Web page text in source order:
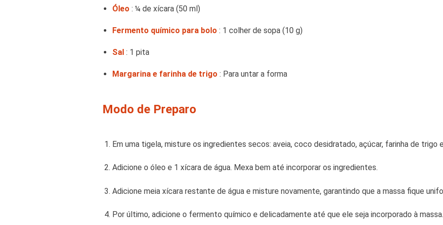
Óleo : ¼ de xícara (50 ml)
Fermento químico para bolo : 1 colher de sopa (10 g)
Sal : 1 pita
Margarina e farinha de trigo : Para untar a forma
Modo de Preparo
Em uma tigela, misture os ingredientes secos: aveia, coco desidratado, açúcar, farinha de trigo
Adicione o óleo e 1 xícara de água. Mexa bem até incorporar os ingredientes.
Adicione meia xícara restante de água e misture novamente, garantindo que a massa fique
Por último, adicione o fermento químico e delicadamente até que ele seja incorporado à massa.